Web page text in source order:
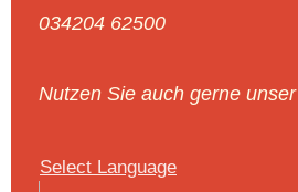
034204 62500
Nutzen Sie auch gerne unser
Select Language